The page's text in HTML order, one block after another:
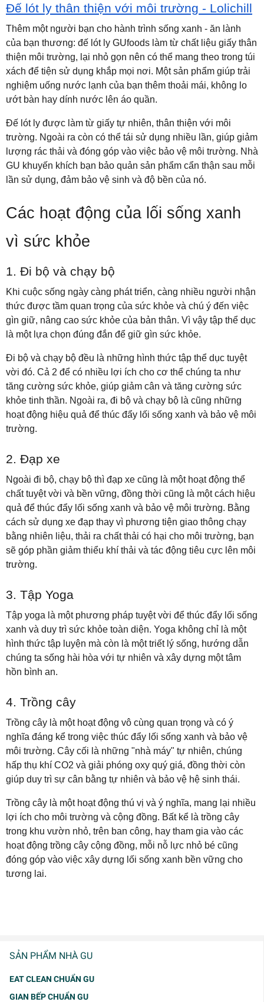
SẢN PHẨM NHÀ GU
EAT CLEAN CHUẨN GU
GIAN BẾP CHUẨN GU
Đế lót ly thân thiện với môi trường - Lolichill
Thêm một người bạn cho hành trình sống xanh - ăn lành
của bạn thương: đế lót ly GUfoods làm từ chất liệu giấy thân
thiện môi trường, lại nhỏ gọn nên có thể mang theo trong túi
xách để tiện sử dụng khắp mọi nơi. Một sản phẩm giúp trải
nghiệm uống nước lạnh của bạn thêm thoải mái, không lo
ướt bàn hay dính nước lên áo quần.
Đế lót ly được làm từ giấy tự nhiên, thân thiện với môi
trường. Ngoài ra còn có thể tái sử dụng nhiều lần, giúp giảm
lượng rác thải và đóng góp vào việc bảo vệ môi trường. Nhà
GU khuyến khích bạn bảo quản sản phẩm cẩn thận sau mỗi
lần sử dụng, đảm bảo vệ sinh và độ bền của nó.
Các hoạt động của lối sống xanh
vì sức khỏe
1. Đi bộ và chạy bộ
Khi cuộc sống ngày càng phát triển, càng nhiều người nhận
thức được tầm quan trọng của sức khỏe và chú ý đến việc
gìn giữ, nâng cao sức khỏe của bản thân. Vì vậy tập thể dục
là một lựa chọn đúng đắn để giữ gìn sức khỏe.
Đi bộ và chạy bộ đều là những hình thức tập thể dục tuyệt
vời đó. Cả 2 để có nhiều lợi ích cho cơ thể chúng ta như
tăng cường sức khỏe, giúp giảm cân và tăng cường sức
khỏe tinh thần. Ngoài ra, đi bộ và chạy bộ là cũng những
hoạt động hiệu quả để thúc đẩy lối sống xanh và bảo vệ môi
trường.
2. Đạp xe
Ngoài đi bộ, chạy bộ thì đạp xe cũng là một hoạt động thể
chất tuyệt vời và bền vững, đồng thời cũng là một cách hiệu
quả để thúc đẩy lối sống xanh và bảo vệ môi trường. Bằng
cách sử dụng xe đạp thay vì phương tiện giao thông chạy
bằng nhiên liệu, thải ra chất thải có hại cho môi trường, bạn
sẽ góp phần giảm thiểu khí thải và tác động tiêu cực lên môi
trường.
3. Tập Yoga
Tập yoga là một phương pháp tuyệt vời để thúc đẩy lối sống
xanh và duy trì sức khỏe toàn diện. Yoga không chỉ là một
hình thức tập luyện mà còn là một triết lý sống, hướng dẫn
chúng ta sống hài hòa với tự nhiên và xây dựng một tâm
hồn bình an.
4. Trồng cây
Trồng cây là một hoạt động vô cùng quan trọng và có ý
nghĩa đáng kể trong việc thúc đẩy lối sống xanh và bảo vệ
môi trường. Cây cối là những "nhà máy" tự nhiên, chúng
hấp thụ khí CO2 và giải phóng oxy quý giá, đồng thời còn
giúp duy trì sự cân bằng tự nhiên và bảo vệ hệ sinh thái.
Trồng cây là một hoạt động thú vị và ý nghĩa, mang lại nhiều
lợi ích cho môi trường và cộng đồng. Bất kể là trồng cây
trong khu vườn nhỏ, trên ban công, hay tham gia vào các
hoạt động trồng cây cộng đồng, mỗi nỗ lực nhỏ bé cũng
đóng góp vào việc xây dựng lối sống xanh bền vững cho
tương lai.